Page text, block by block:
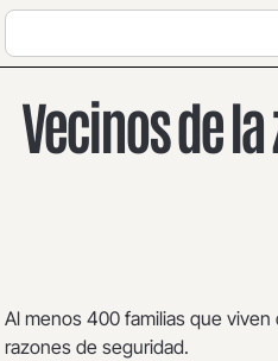
Vecinos de
Al menos 400 familias que
razones de seguridad.